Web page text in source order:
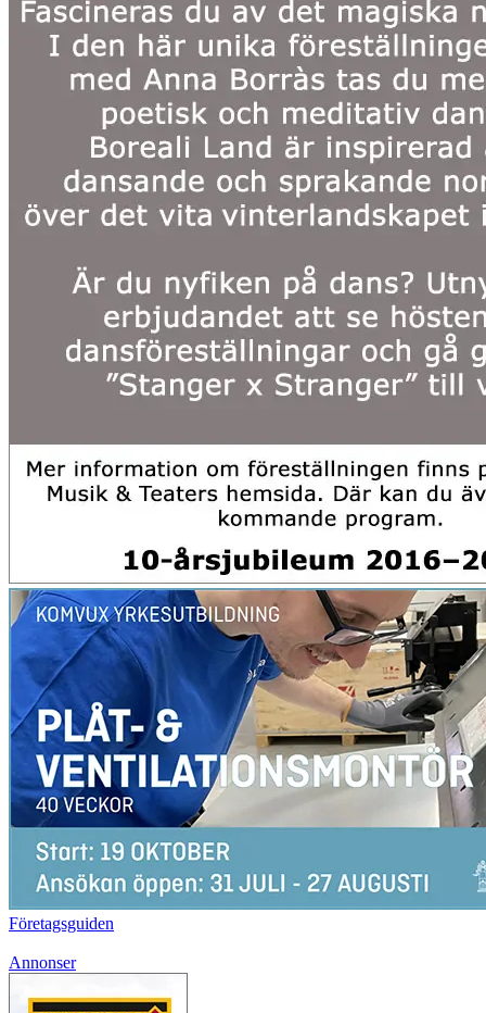
Företagsguiden
Annonser